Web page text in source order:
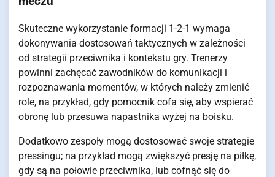
Skuteczne wykorzystanie formacji 1-2-1 wymaga
dokonywania dostosowań taktycznych w zależności
od strategii przeciwnika i kontekstu gry. Trenerzy
powinni zachęcać zawodników do komunikacji i
rozpoznawania momentów, w których należy zmienić
role, na przykład, gdy pomocnik cofa się, aby wspierać
obronę lub przesuwa napastnika wyżej na boisku.
Dodatkowo zespoły mogą dostosować swoje strategie
pressingu; na przykład mogą zwiększyć presję na piłkę,
gdy są na połowie przeciwnika, lub cofnąć się do